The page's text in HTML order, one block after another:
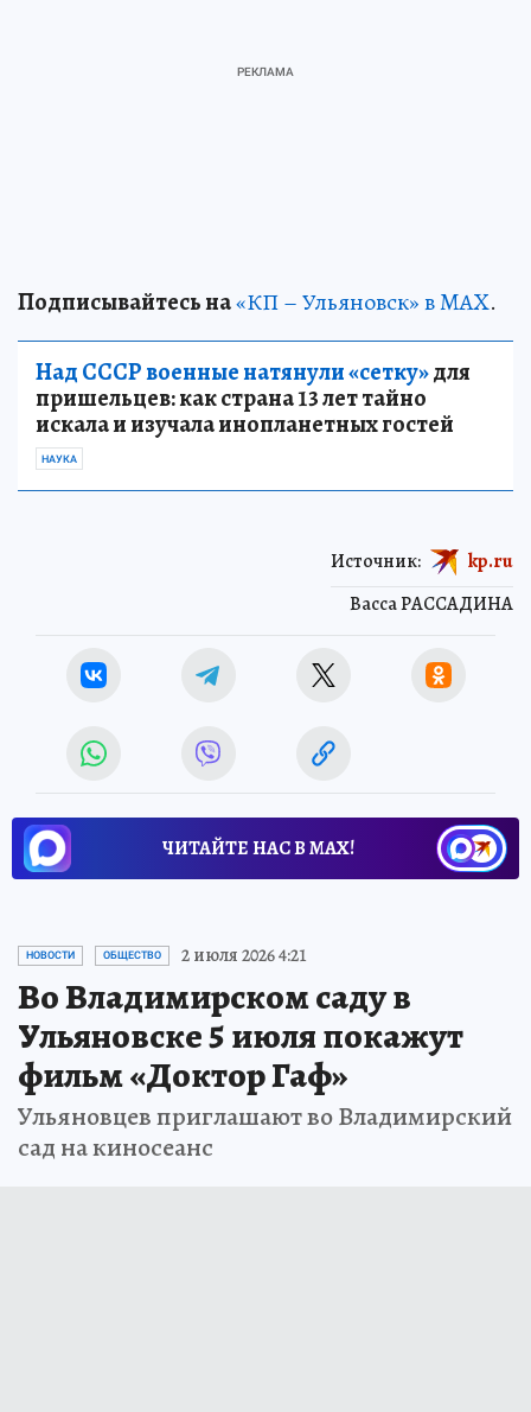
Подписывайтесь на«КП – Ульяновск» в MAX.
Над СССР военные натянули «сетку»для
пришельцев: как страна 13 лет тайно
искала и изучала инопланетных гостей
НАУКА
Васса РАССАДИНА
Источник: kp.ru
ЧИТАЙТЕ НАС В МАХ!
НОВОСТИ ОБЩЕСТВО 2 июля 2026 4:21
Во Владимирском саду в
Ульяновске 5 июля покажут
фильм «Доктор Гаф»
Ульяновцев приглашают во Владимирский
сад на киносеанс